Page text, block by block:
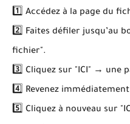
1️⃣ Accédez à la page du
2️⃣ Faites défiler jusqu’au
fichier".
3️⃣ Cliquez sur "ICI" → une
4️⃣ Revenez
5️⃣ Cliquez à nouveau sur